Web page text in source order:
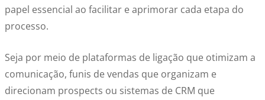
papel essencial ao facilitar e aprimorar cada etapa do
processo.
Seja por meio de plataformas de ligação que otimizam a
comunicação, funis de vendas que organizam e
direcionam prospects ou sistemas de CRM que